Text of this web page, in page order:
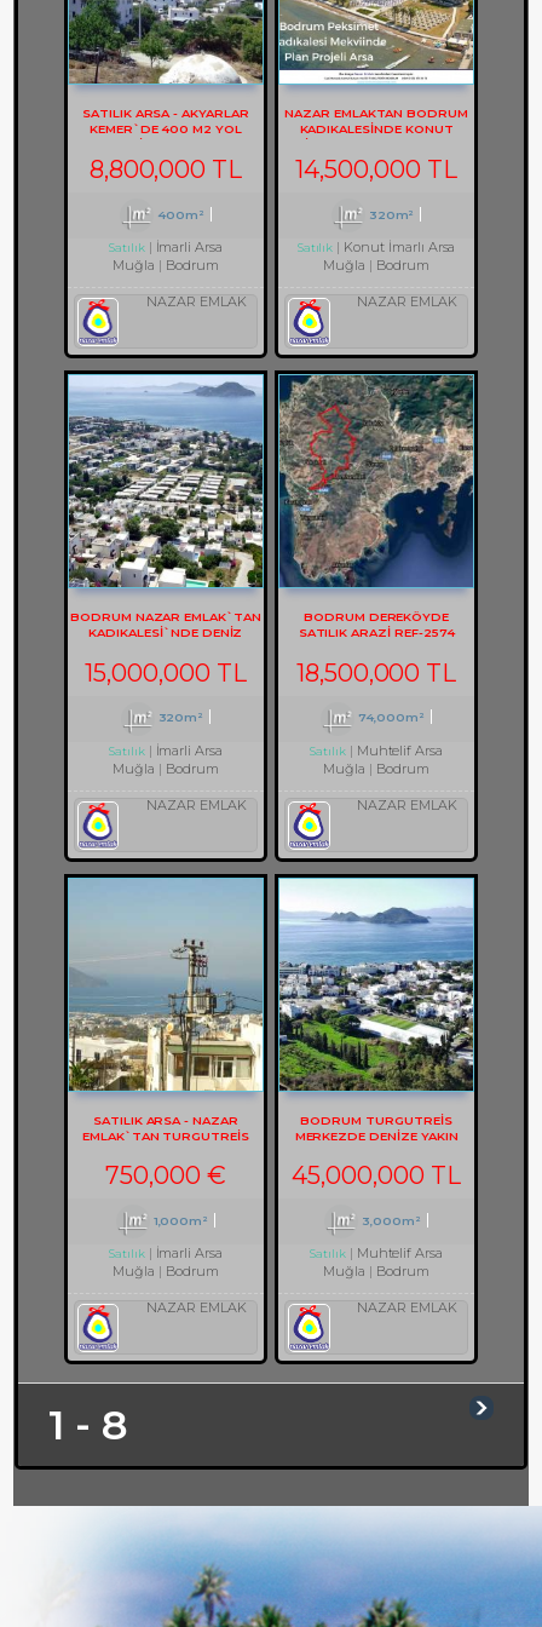
SATILIK ARSA - AKYARLAR
KEMER`DE 400 M2 YOL
CEPHELİ ARSA REF-2157
8,800,000 TL
400m²
Satılık
İmarli Arsa
Muğla
Bodrum
NAZAR EMLAK
NAZAR EMLAKTAN BODRUM
KADIKALESINDE KONUT
IMARLI ARSA REF-1353
14,500,000 TL
320m²
Satılık
Konut İmarlı Arsa
Muğla
Bodrum
NAZAR EMLAK
BODRUM NAZAR EMLAK`TAN
KADIKALESİ`NDE DENİZ
15,000,000 TL
320m²
Satılık
İmarli Arsa
Muğla
Bodrum
NAZAR EMLAK
BODRUM DEREKÖYDE
SATILIK ARAZİ REF-2574
18,500,000 TL
74,000m²
Satılık
Muhtelif Arsa
Muğla
Bodrum
NAZAR EMLAK
SATILIK ARSA - NAZAR
EMLAK`TAN TURGUTREIS
ARSA REF-2133
750,000 €
1,000m²
Satılık
İmarli Arsa
Muğla
Bodrum
NAZAR EMLAK
BODRUM TURGUTREİS
MERKEZDE DENİZE YAKIN
45,000,000 TL
3,000m²
Satılık
Muhtelif Arsa
Muğla
Bodrum
NAZAR EMLAK
1 - 8